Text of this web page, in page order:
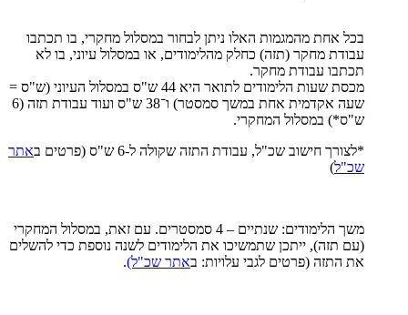
בכל אחת מהמגמות האלו ניתן לבחור במסלול מחקרי, בו תכתבו
עבודת מחקר (תזה) כחלק מהלימודים, או במסלול עיוני, בו לא
תכתבו עבודת מחקר.
מכסת שעות הלימודים לתואר היא 44 ש"ס במסלול העיוני (ש"ס =
שעה אקדמית אחת במשך סמסטר) ו־38 ש"ס ועוד עבודת תזה (6
ש"ס*) במסלול המחקרי.
*לצורך חישוב שכ"ל, עבודת התזה שקולה ל-6 ש"ס (פרטים ב
אתר
שכ"ל)
משך הלימודים: שנתיים – 4 סמסטרים. עם זאת, במסלול המחקרי
(עם תזה), ייתכן שתמשיכו את הלימודים לשנה נוספת כדי להשלים
את התזה (פרטים לגבי עלויות: באתר שכ"ל).